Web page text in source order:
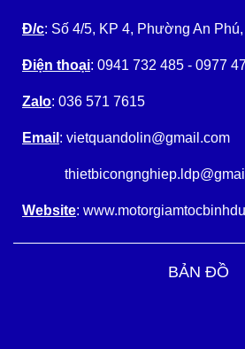
Đ/c: Số 4/5, KP 4, Phường An
Điện thoại: 0941 732 485 - 0977
Zalo: 036 571 7615
Email : vietquandolin@gmail.com
Website:
BẢN ĐỒ